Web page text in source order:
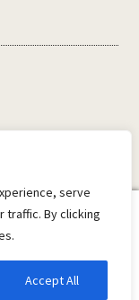
serve
traffic. By clicking
Accept All
0